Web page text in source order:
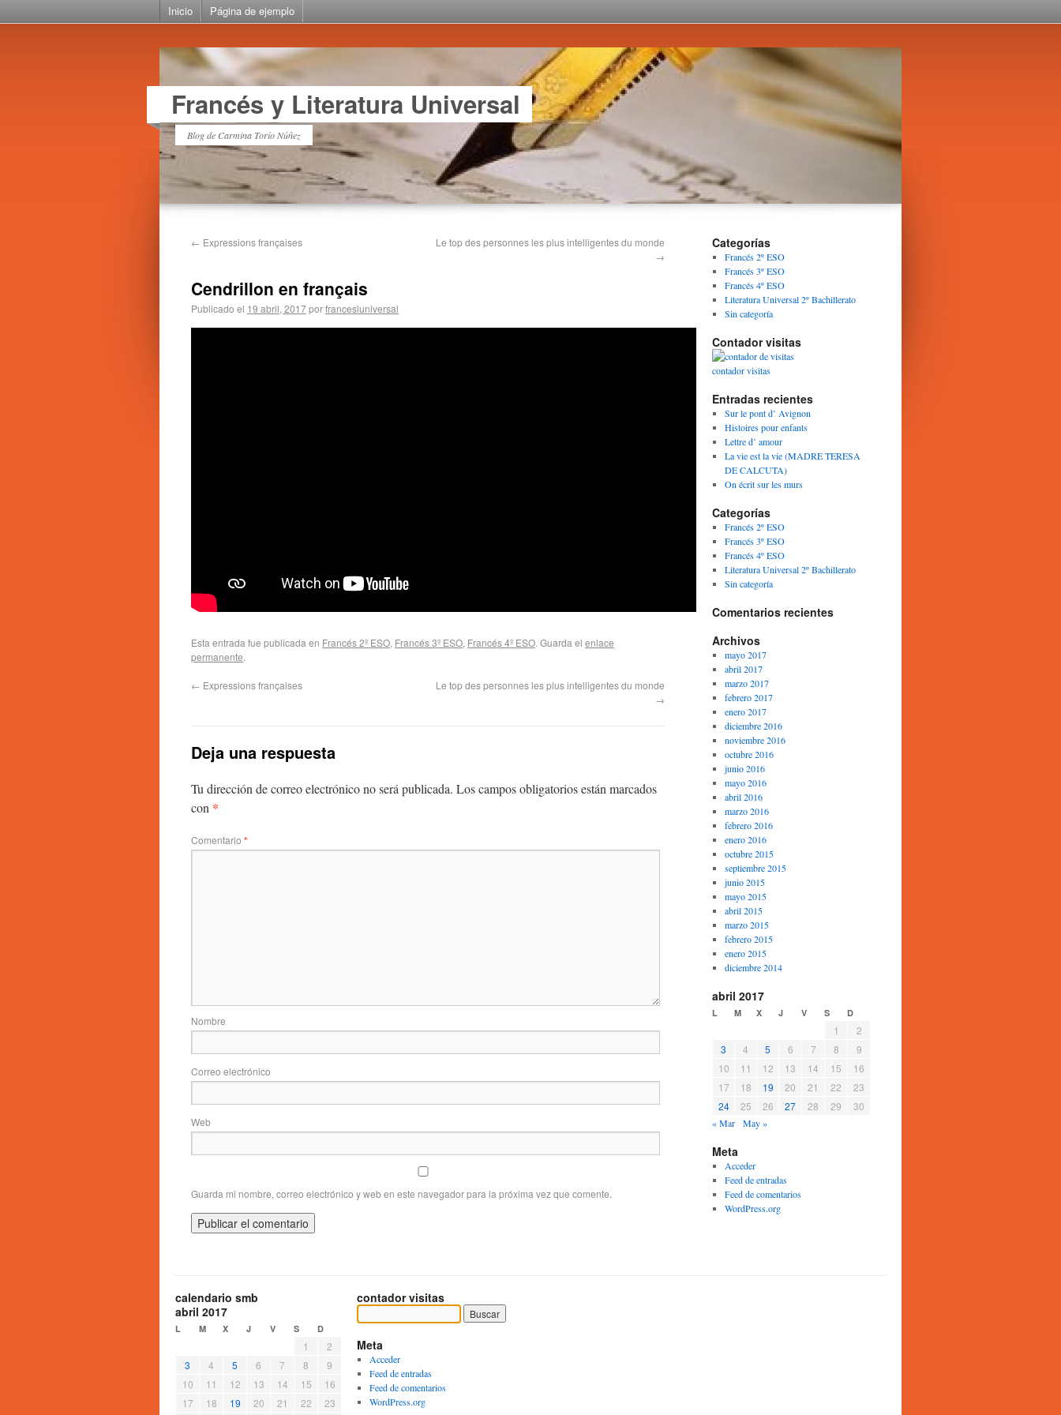
Inicio Página de ejemplo
Francés y Literatura Universal
Blog de Carmina Torío Núñez
← Expressions françaises
Le top des personnes les plus intelligentes du monde
→
Cendrillon en français
Publicado el 19 abril, 2017porfrancesluniversal
Esta entrada fue publicada en Francés 2º ESO, Francés 3º ESO, Francés 4º ESO. Guarda el enlace
permanente.
← Expressions françaises
Le top des personnes les plus intelligentes du monde
→
Deja una respuesta
Tu dirección de correo electrónico no será publicada. Los campos obligatorios están marcados
con *
Comentario *
Nombre
Correo electrónico
Web
Guarda mi nombre, correo electrónico y web en este navegador para la próxima vez que comente.
Categorías
Francés 2º ESO
Francés 3º ESO
Francés 4º ESO
Literatura Universal 2º Bachillerato
Sin categoría
Contador visitas
contador visitas
Entradas recientes
Sur le pont d’ Avignon
Histoires pour enfants
Lettre d’ amour
La vie est la vie (MADRE TERESA
DE CALCUTA)
On écrit sur les murs
Categorías
Francés 2º ESO
Francés 3º ESO
Francés 4º ESO
Literatura Universal 2º Bachillerato
Sin categoría
Comentarios recientes
Archivos
mayo 2017
abril 2017
marzo 2017
febrero 2017
enero 2017
diciembre 2016
noviembre 2016
octubre 2016
junio 2016
mayo 2016
abril 2016
marzo 2016
febrero 2016
enero 2016
octubre 2015
septiembre 2015
junio 2015
mayo 2015
abril 2015
marzo 2015
febrero 2015
enero 2015
diciembre 2014
abril 2017
L M X J V S D
1
2
3
4 5 6 7 8
9
10
11 12 13 14 15
16
17
18 19 20 21 22
23
24
25 26 27 28 29 30
« Mar May »
Meta
Acceder
Feed de entradas
Feed de comentarios
WordPress.org
calendario smb
abril 2017
L M X J V S D
1
2
3
4 5 6 7 8
9
10
11 12 13 14 15
16
17
18 19 20 21 22 23
contador visitas
Meta
Acceder
Feed de entradas
Feed de comentarios
WordPress.org